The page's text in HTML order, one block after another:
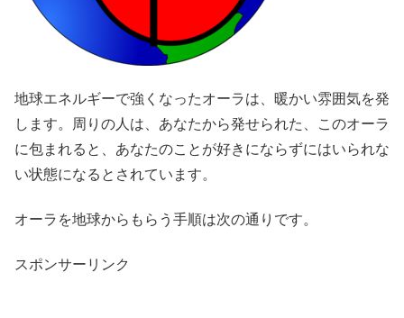
地球エネルギーで強くなったオーラは、暖かい雰囲気を発
します。周りの人は、あなたから発せられた、このオーラ
に包まれると、あなたのことが好きにならずにはいられな
い状態になるとされています。
オーラを地球からもらう手順は次の通りです。
スポンサーリンク